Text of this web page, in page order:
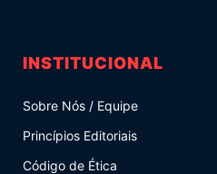
INSTITUCIONAL
Sobre Nós / Equipe
Princípios Editoriais
Código de Ética